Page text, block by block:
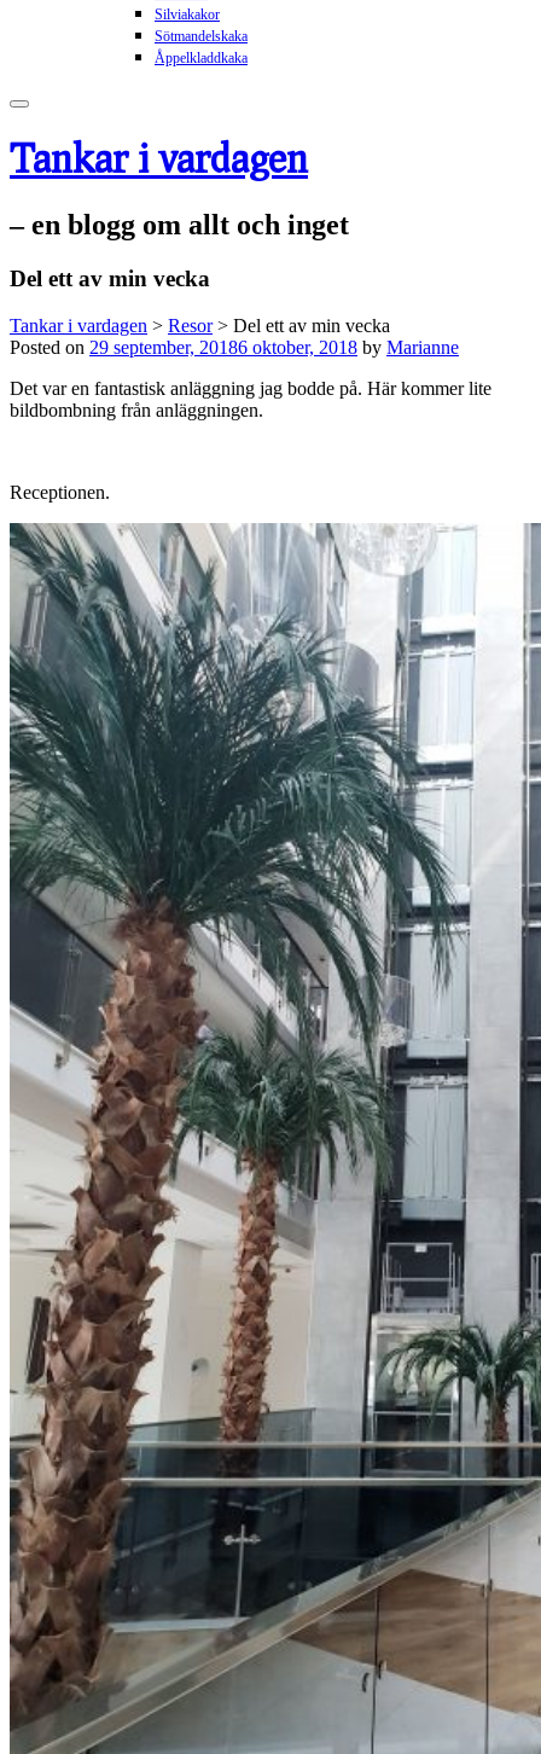
Silviakakor
Sötmandelskaka
Åppelkladdkaka
Tankar i vardagen
– en blogg om allt och inget
Del ett av min vecka
Tankar i vardagen > Resor> Del ett av min vecka
Posted on 29 september, 20186 oktober, 2018 by Marianne
Det var en fantastisk anläggning jag bodde på. Här kommer lite
bildbombning från anläggningen.
Receptionen.